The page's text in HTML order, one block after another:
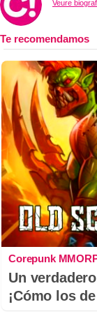
Veure
Corepunk
Un
¡Cómo los